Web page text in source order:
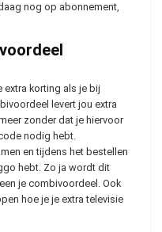
nog op abonnement,
extra korting als je bij
levert jou extra
zonder dat je hiervoor
nodig hebt.
en tijdens het bestellen
hebt. Zo ja wordt dit
je combivoordeel. Ook
hoe je je extra televisie